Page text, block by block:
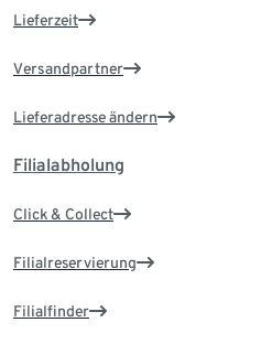
Lieferzeit
Versandpartner
Lieferadresse ändern
Filialabholung
Click & Collect
Filialreservierung
Filialfinder